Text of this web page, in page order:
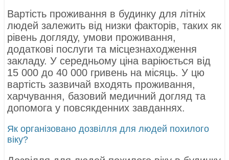
Вартість проживання в будинку для літніх
людей залежить від низки факторів, таких як
рівень догляду, умови проживання,
додаткові послуги та місцезнаходження
закладу. У середньому ціна варіюється від
15 000 до 40 000 гривень на місяць. У цю
вартість зазвичай входять проживання,
харчування, базовий медичний догляд та
допомога у повсякденних завданнях.
Як організовано дозвілля для людей похилого
віку?